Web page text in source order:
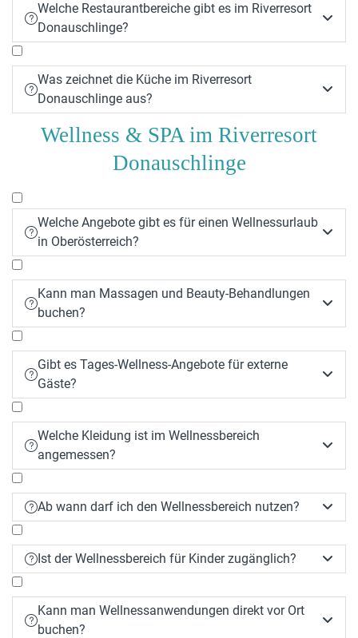

Welche Restaurantbereiche gibt es im Riverresort
Donauschlinge?


Was zeichnet die Küche im Riverresort
Donauschlinge aus?

Wellness & SPA im Riverresort
Donauschlinge

Welche Angebote gibt es für einen Wellnessurlaub
in Oberösterreich?


Kann man Massagen und Beauty-Behandlungen
buchen?


Gibt es Tages-Wellness-Angebote für externe
Gäste?


Welche Kleidung ist im Wellnessbereich
angemessen?

Ab wann darf ich den Wellnessbereich nutzen? 
Ist der Wellnessbereich für Kinder zugänglich? 

Kann man Wellnessanwendungen direkt vor Ort
buchen?
